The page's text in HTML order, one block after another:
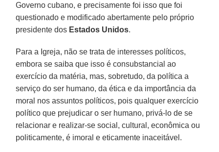
Governo cubano, e precisamente foi isso que foi
questionado e modificado abertamente pelo próprio
presidente dos Estados Unidos.
Para a Igreja, não se trata de interesses políticos,
embora se saiba que isso é consubstancial ao
exercício da matéria, mas, sobretudo, da política a
serviço do ser humano, da ética e da importância da
moral nos assuntos políticos, pois qualquer exercício
político que prejudicar o ser humano, privá-lo de se
relacionar e realizar-se social, cultural, econômica ou
politicamente, é imoral e eticamente inaceitável.